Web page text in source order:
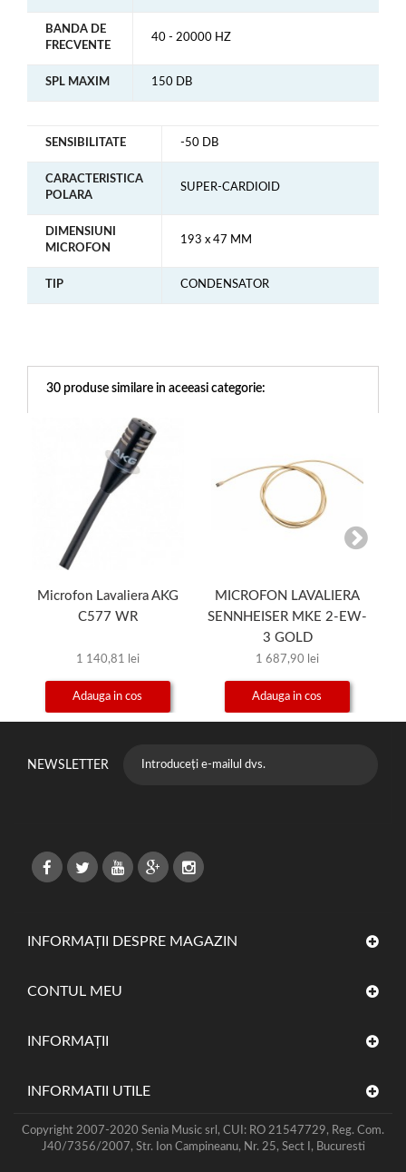
BANDA DE
FRECVENTE
40 - 20000 HZ
SPL MAXIM 150 DB
SENSIBILITATE -50 DB
CARACTERISTICA
POLARA
SUPER-CARDIOID
DIMENSIUNI
MICROFON
193 x 47 MM
TIP CONDENSATOR
30 produse similare in aceeasi categorie:
Microfon Lavaliera AKG
C577 WR
1 140,81 lei
Adauga in cos
MICROFON LAVALIERA
SENNHEISER MKE 2-EW-
3 GOLD
1 687,90 lei
Adauga in cos
NEWSLETTER
INFORMAȚII DESPRE MAGAZIN
CONTUL MEU
INFORMAŢII
INFORMATII UTILE
Copyright 2007-2020 Senia Music srl, CUI: RO 21547729, Reg. Com.
J40/7356/2007, Str. Ion Campineanu, Nr. 25, Sect I, Bucuresti